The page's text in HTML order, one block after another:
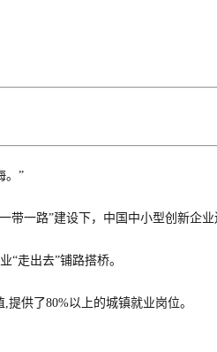
。”
一带一路”建设下，中国中小型创新企
“走出去”铺路搭桥。
供了80%以上的城镇就业岗位。